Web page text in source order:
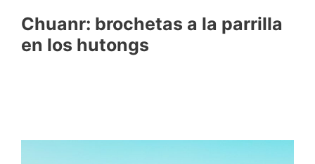
Chuanr: brochetas a la parrilla
en los hutongs